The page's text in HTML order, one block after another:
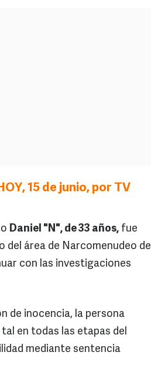
15 de junio, por TV
Daniel "N", de 33 años, fue
del área de Narcomenudeo de
con las investigaciones
de inocencia, la persona
en todas las etapas del
mediante sentencia